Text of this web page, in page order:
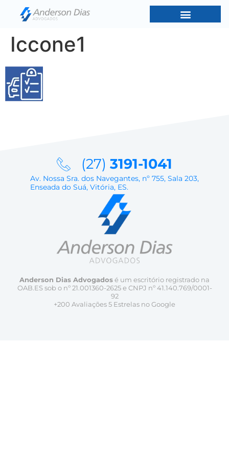
Iccone1
(27) 3191-1041
Av. Nossa Sra. dos Navegantes, nº 755, Sala 203,
Enseada do Suá, Vitória, ES.
Anderson Dias Advogados é um escritório registrado na
OAB.ES sob o nº 21.001360-2625 e CNPJ nº 41.140.769/0001-
92
+200 Avaliações 5 Estrelas no Google